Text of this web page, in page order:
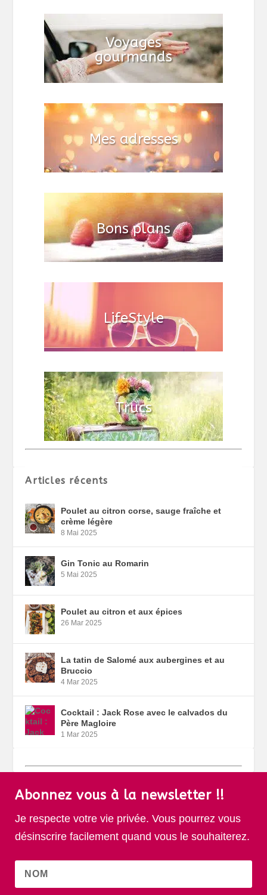
Articles récents
Poulet au citron corse, sauge fraîche et
crème légère
8 Mai 2025
Gin Tonic au Romarin
5 Mai 2025
Poulet au citron et aux épices
26 Mar 2025
La tatin de Salomé aux aubergines et au
Bruccio
4 Mar 2025
Cocktail : Jack Rose avec le calvados du
Père Magloire
1 Mar 2025
Abonnez vous à la newsletter !!
Je respecte votre vie privée. Vous pourrez vous
désinscrire facilement quand vous le souhaiterez.